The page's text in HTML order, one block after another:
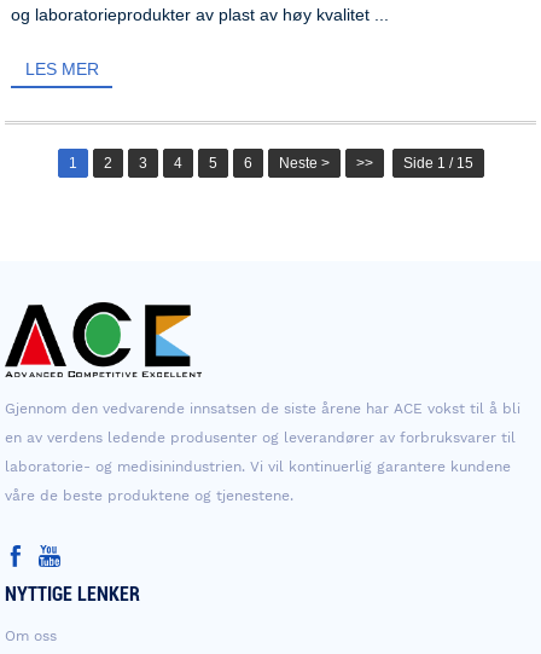
og laboratorieprodukter av plast av høy kvalitet ...
LES MER
1 2 3 4 5 6 Neste > >> Side 1 / 15
Gjennom den vedvarende innsatsen de siste årene har ACE vokst til å bli
en av verdens ledende produsenter og leverandører av forbruksvarer til
laboratorie- og medisinindustrien. Vi vil kontinuerlig garantere kundene
våre de beste produktene og tjenestene.
NYTTIGE LENKER
Om oss